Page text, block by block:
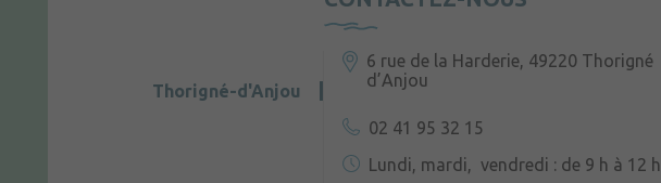
Thorigné-d'Anjou
6 rue de la Harderie, 49220 Thorigné
d’Anjou
02 41 95 32 15
Lundi, mardi, vendredi : de 9 h à 12 h